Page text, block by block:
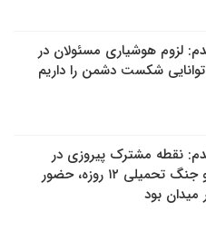
لزوم هوشیاری مسئولان در
شکست دشمن را داریم
نقطه مشترک پیروزی در
عملیات مرصاد و جنگ تحمیلی ۱۲ روزه، حضور
بود